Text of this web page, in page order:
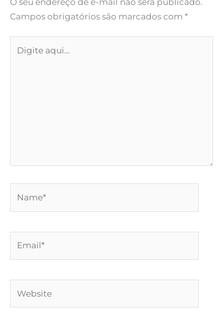
Campos obrigatórios são marcados com *
aqui...